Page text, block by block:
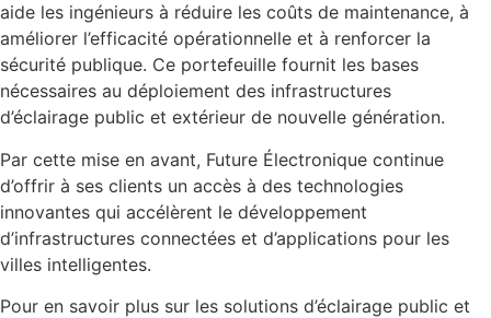
aide les ingénieurs à réduire les coûts de maintenance, à
améliorer l’efficacité opérationnelle et à renforcer la
sécurité publique. Ce portefeuille fournit les bases
nécessaires au déploiement des infrastructures
d’éclairage public et extérieur de nouvelle génération.
Par cette mise en avant, Future Électronique continue
d’offrir à ses clients un accès à des technologies
innovantes qui accélèrent le développement
d’infrastructures connectées et d’applications pour les
villes intelligentes.
Pour en savoir plus sur les solutions d’éclairage public et